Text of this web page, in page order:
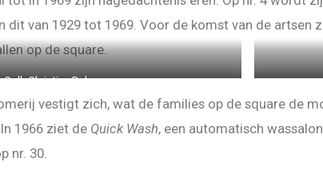
dit van 1929 tot 1969. Voor de komst van de artsen
op de square.
Coll. Christian Dekeyser
vestigt zich, wat de families op de square de
1966 ziet de Quick Wash, een automatisch
nr. 30.